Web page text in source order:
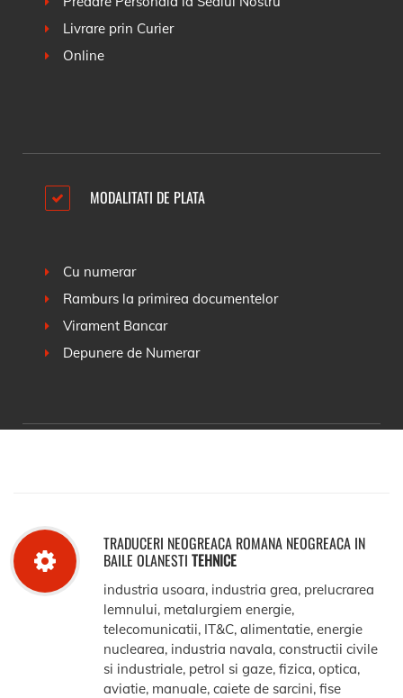
Livrare prin Curier
Online
MODALITATI DE PLATA
Cu numerar
Ramburs la primirea documentelor
Virament Bancar
Depunere de Numerar
TRADUCERI NEOGREACA ROMANA NEOGREACA IN
BAILE OLANESTI TEHNICE
industria usoara, industria grea, prelucrarea
lemnului, metalurgiem energie,
telecomunicatii, IT&C, alimentatie, energie
nuclearea, industria navala, constructii civile
si industriale, petrol si gaze, fizica, optica,
aviatie, manuale, caiete de sarcini, fise